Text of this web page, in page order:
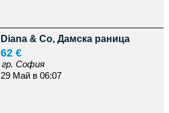
Diana & Co, Дамска раница
62 €
гр. София
29 Май в 06:07